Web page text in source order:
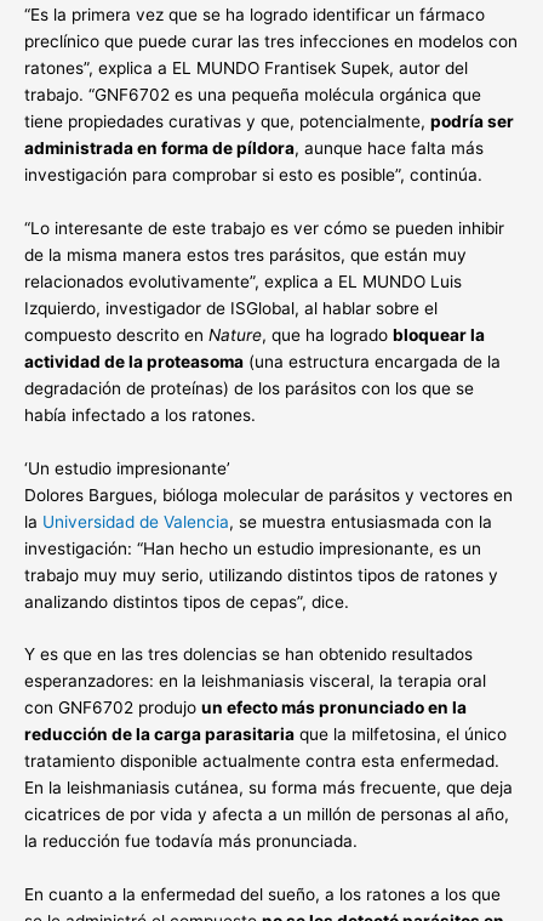
“Es la primera vez que se ha logrado identificar un fármaco
preclínico que puede curar las tres infecciones en modelos con
ratones”, explica a EL MUNDO Frantisek Supek, autor del
trabajo. “GNF6702 es una pequeña molécula orgánica que
tiene propiedades curativas y que, potencialmente, podría ser
administrada en forma de píldora, aunque hace falta más
investigación para comprobar si esto es posible”, continúa.
“Lo interesante de este trabajo es ver cómo se pueden inhibir
de la misma manera estos tres parásitos, que están muy
relacionados evolutivamente”, explica a EL MUNDO Luis
Izquierdo, investigador de ISGlobal, al hablar sobre el
compuesto descrito en Nature, que ha logrado bloquear la
actividad de la proteasoma (una estructura encargada de la
degradación de proteínas) de los parásitos con los que se
había infectado a los ratones.
‘Un estudio impresionante’
Dolores Bargues, bióloga molecular de parásitos y vectores en
la Universidad de Valencia, se muestra entusiasmada con la
investigación: “Han hecho un estudio impresionante, es un
trabajo muy muy serio, utilizando distintos tipos de ratones y
analizando distintos tipos de cepas”, dice.
Y es que en las tres dolencias se han obtenido resultados
esperanzadores: en la leishmaniasis visceral, la terapia oral
con GNF6702 produjo un efecto más pronunciado en la
reducción de la carga parasitaria que la milfetosina, el único
tratamiento disponible actualmente contra esta enfermedad.
En la leishmaniasis cutánea, su forma más frecuente, que deja
cicatrices de por vida y afecta a un millón de personas al año,
la reducción fue todavía más pronunciada.
En cuanto a la enfermedad del sueño, a los ratones a los que